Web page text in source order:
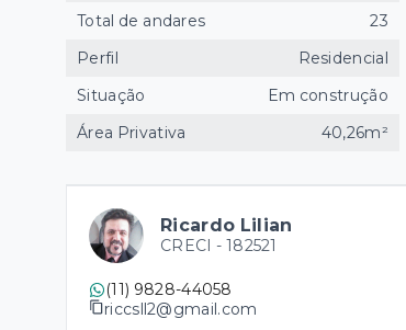
Total de andares
23
Perfil
Residencial
Situação
Em construção
Área Privativa
40,26m²
Ricardo Lilian
CRECI - 182521
(11) 9828-44058
riccsll2@gmail.com